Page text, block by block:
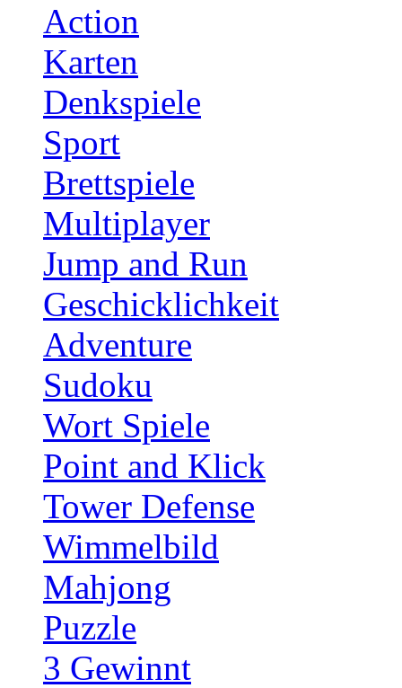
Action
Karten
Denkspiele
Sport
Brettspiele
Multiplayer
Jump and Run
Geschicklichkeit
Adventure
Sudoku
Wort Spiele
Point and Klick
Tower Defense
Wimmelbild
Mahjong
Puzzle
3 Gewinnt